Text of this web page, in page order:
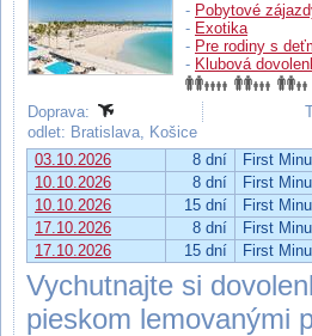
- Pobytové
- Exotika
- Pre rodiny s
- Klubová
Doprava:
odlet: Bratislava, Košice
03.10.2026
8 dní First
10.10.2026
8 dní First
10.10.2026
15 dní First
17.10.2026
8 dní First
17.10.2026
15 dní First
Vychutnajte si
pieskom lemovanými